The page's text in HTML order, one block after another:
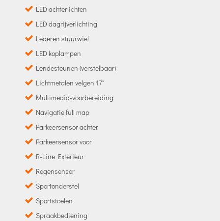
LED achterlichten
LED dagrijverlichting
Lederen stuurwiel
LED koplampen
Lendesteunen (verstelbaar)
Lichtmetalen velgen 17"
Multimedia-voorbereiding
Navigatie full map
Parkeersensor achter
Parkeersensor voor
R-Line Exterieur
Regensensor
Sportonderstel
Sportstoelen
Spraakbediening